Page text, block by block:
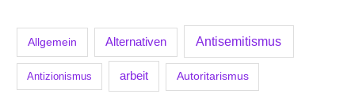
Allgemein Alternativen Antisemitismus
Antizionismus arbeit Autoritarismus